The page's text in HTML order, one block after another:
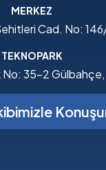
MERKEZ
Cad. No:
TEKNOPARK
No: 35-2 Gülbahçe,